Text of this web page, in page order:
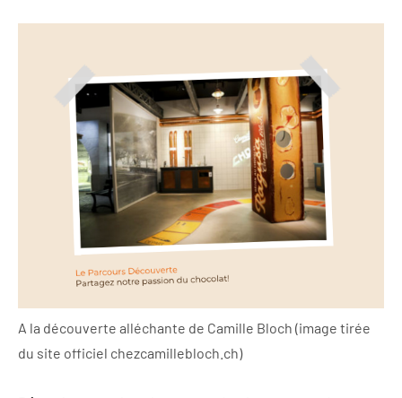
A la découverte alléchante de Camille Bloch (image tirée
du site officiel chezcamillebloch.ch)